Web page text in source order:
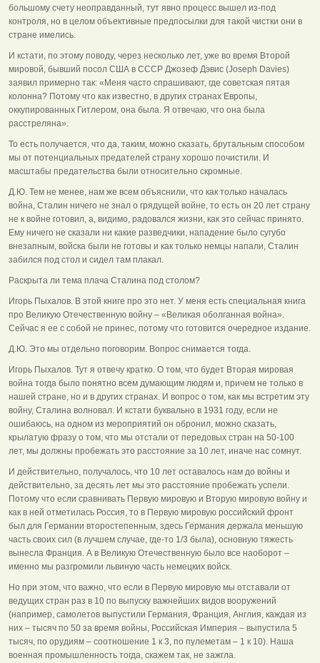
большому счету неоправданный, тут явно процесс вышел из-под
контроля, но в целом объективные предпосылки для такой чистки они в
стране имелись.
И кстати, по этому поводу, через несколько лет, уже во время Второй
мировой, бывший посол США в СССР Джозеф Дэвис (Joseph Davies)
заявил примерно так: «Меня часто спрашивают, где советская пятая
колонна? Потому что как известно, в других странах Европы,
оккупированных Гитлером, она была. Я отвечаю, что она была
расстреляна».
То есть получается, что да, таким, можно сказать, брутальным способом
мы от потенциальных предателей страну хорошо почистили. И
масштабы предательства были относительно скромные.
Д.Ю. Тем не менее, нам же всем объяснили, что как только началась
война, Сталин ничего не знал о грядущей войне, то есть он 20 лет страну
не к войне готовил, а, видимо, радовался жизни, как это сейчас принято.
Ему ничего не сказали ни какие разведчики, нападение было сугубо
внезапным, войска были не готовы и как только немцы напали, Сталин
забился под стол и сидел там плакал.
Раскрыта ли тема плача Сталина под столом?
Игорь Пыхалов. В этой книге про это нет. У меня есть специальная книга
про Великую Отечественную войну – «Великая оболганная война».
Сейчас я ее с собой не принес, потому что готовится очередное издание.
Д.Ю. Это мы отдельно поговорим. Вопрос снимается тогда.
Игорь Пыхалов. Тут я отвечу кратко. О том, что будет Вторая мировая
война тогда было понятно всем думающим людям и, причем не только в
нашей стране, но и в других странах. И вопрос о том, как мы встретим эту
войну, Сталина волновал. И кстати буквально в 1931 году, если не
ошибаюсь, на одном из мероприятий он обронил, можно сказать,
крылатую фразу о том, что мы отстали от передовых стран на 50-100
лет, мы должны пробежать это расстояние за 10 лет, иначе нас сомнут.
И действительно, получалось, что 10 лет оставалось нам до войны и
действительно, за десять лет мы это расстояние пробежать успели.
Потому что если сравнивать Первую мировую и Вторую мировую войну и
как в ней отметилась Россия, то в Первую мировую российский фронт
был для Германии второстепенным, здесь Германия держала меньшую
часть своих сил (в лучшем случае, где-то 1/3 была), основную тяжесть
вынесла Франция. А в Великую Отечественную было все наоборот –
именно мы разгромили львиную часть немецких войск.
Но при этом, что важно, что если в Первую мировую мы отставали от
ведущих стран раз в 10 по выпуску важнейших видов вооружений
(например, самолетов выпустили Германия, Франция, Англия, каждая из
них – тысяч по 50 за время войны, Российская Империя – выпустила 5
тысяч, по орудиям – соотношение 1 к 3, по пулеметам – 1 к 10). Наша
военная промышленность тогда, скажем так, не зажгла.